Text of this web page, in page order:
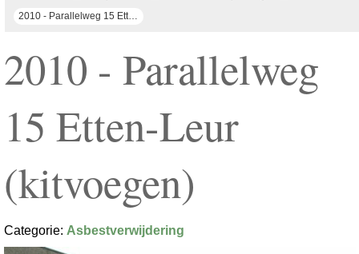
2010 - Parallelweg 15 Etten-Leur (kitvoegen)
2010 - Parallelweg
15 Etten-Leur
(kitvoegen)
Categorie: Asbestverwijdering